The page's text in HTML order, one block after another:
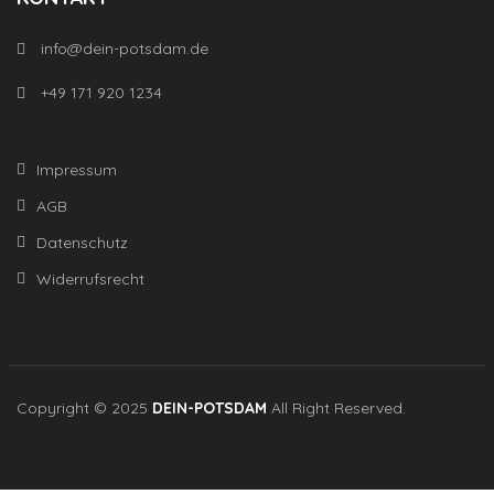
info@dein-potsdam.de
+49 171 920 1234
Impressum
AGB
Datenschutz
Widerrufsrecht
Copyright © 2025 DEIN-POTSDAM All Right Reserved.